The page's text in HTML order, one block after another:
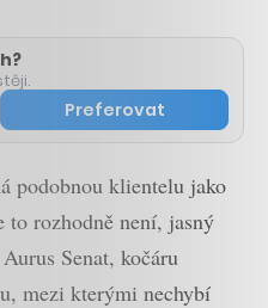
Preferovat
podobnou klientelu jako
to rozhodně není, jasný
Senat, kočáru
mezi kterými nechybí